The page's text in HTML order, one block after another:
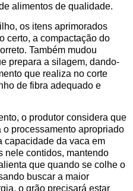
alimentos de qualidade.
os itens aprimorados
certo, a compactação do
Também mudou
prepara a silagem, dando-
que realiza no corte
de fibra adequado e
o produtor considera que
processamento apropriado
capacidade da vaca em
nele contidos, mantendo
que quando se colhe o
buscar a maior
o grão precisará estar